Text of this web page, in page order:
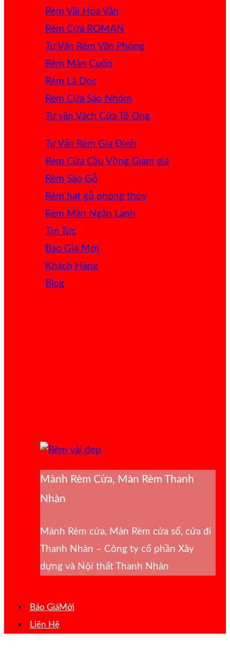
Rèm Vải Hoa Văn
Rèm Cửa ROMAN
Tư Vấn Rèm Văn Phòng
Rèm Màn Cuốn
Rèm Lá Dọc
Rèm Cửa Sáo Nhôm
Tư vấn Vách Cửa Tổ Ong
Tư Vấn Rèm Gia Đình
Rèm Cửa Cầu Vồng
Rèm Sáo Gỗ
Rèm hạt gỗ phong thủy
Rèm Màn Ngăn Lạnh
Tin Tức
Báo Giá
Khách Hàng
Blog
Mành Rèm Cửa, Màn Rèm Thanh
Nhàn
Mành Rèm cửa, Màn Rèm cửa sổ, cửa đi
Thanh Nhàn – Công ty cổ phần Xây
dựng và Nội thất Thanh Nhàn
Báo Giá
Liên Hệ